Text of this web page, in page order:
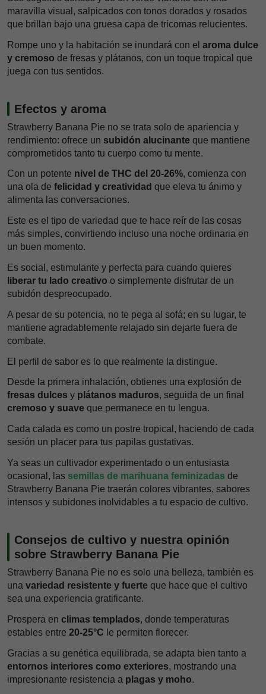
maravilla visual, salpicados con tonos dorados y rosados
que brillan bajo una gruesa capa de tricomas relucientes.
Rompe uno y la habitación se inundará con el aroma dulce
y cremoso de fresas y plátanos, con un toque tropical que
juega con tus sentidos.
Efectos y aroma
Strawberry Banana Pie no se trata solo de apariencia y
rendimiento: ofrece un subidón alucinante que mantiene
comprometidos tanto tu cuerpo como tu mente.
Con un potente nivel de THC del 20-26%, comienza con
una ola de felicidad y creatividad que eleva tu ánimo y
alimenta las conversaciones.
Este es el tipo de variedad que te hace reír de las cosas
más simples, convirtiendo incluso una noche ordinaria en
un buen momento.
Es social, estimulante y perfecta para cuando quieres
liberar tu lado creativo o simplemente disfrutar de un
subidón despreocupado.
A pesar de su potencia, no te pega al sofá; en su lugar, te
mantiene agradablemente relajado sin dejarte fuera de
combate.
El perfil de sabor es lo que realmente la distingue.
Desde la primera inhalación, obtienes una explosión de
fresas dulces y plátanos maduros, seguida de un final
cremoso y suave que permanece en tu lengua.
Cada calada es como un postre tropical, haciendo de cada
sesión un placer para tus papilas gustativas.
Ya seas un cultivador experimentado o un entusiasta
ocasional, las semillas de marihuana feminizadas de
Strawberry Banana Pie traerán colores vibrantes, sabores
intensos y subidones inolvidables a tu espacio de cultivo.
Consejos de cultivo y nuestra opinión
sobre Strawberry Banana Pie
Strawberry Banana Pie no es solo una belleza, también es
una variedad resistente y fuerte que hace que el cultivo
sea una experiencia gratificante.
Prospera en climas templados, donde temperaturas
estables entre 20-25°C le permiten florecer.
Gracias a su genética equilibrada, se adapta bien tanto a
entornos interiores como exteriores, mostrando una
impresionante resistencia a plagas y moho.